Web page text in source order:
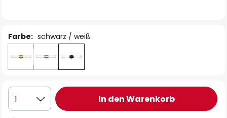
Farbe: schwarz / weiß
1 In den Warenkorb